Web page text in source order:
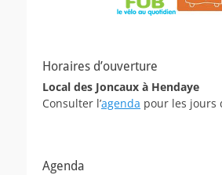
Horaires d’ouverture
Local des Joncaux à Hendaye
Consulter l’agenda pour les jours
Agenda